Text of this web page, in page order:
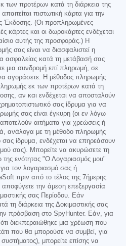
των προτέρων κατά τη διάρκεια της
πιστωτική κάρτα για την
Έκδοσης. (Οι προπληρωμένες
κάρτες και οι δωροκάρτες ενδέχεται
αυτής της προσφοράς.) Η
σας είναι να διασφαλιστεί η
ασφαλείας κατά τη μετάβασή σας
μια συνδρομή επί πληρωμή, σε
αγοράσετε. Η μέθοδος πληρωμής
εκ των προτέρων κατά τη
αν και ενδέχεται να αποσταλούν
σας ίδρυμα για να
σας είναι έγκυρη (οι εν λόγω
αιτήματα για χρεώσεις ή
ανάλογα με τη μέθοδο πληρωμής
σας ίδρυμα, ενδέχεται να επηρεάσουν
σας). Μπορείτε να ακυρώσετε τη
της ενότητας "Ο Λογαριασμός μου"
τον λογαριασμό σας ή
πριν από το τέλος της 7ήμερης
αποφύγετε την άμεση επεξεργασία
σας Περίοδου. Εάν
τη διάρκεια της Δοκιμαστικής σας
πρόσβαση στο SpyHunter. Εάν, για
διεκπεραιώθηκε μια χρέωση που
που θα μπορούσε να συμβεί, για
μπορείτε επίσης να